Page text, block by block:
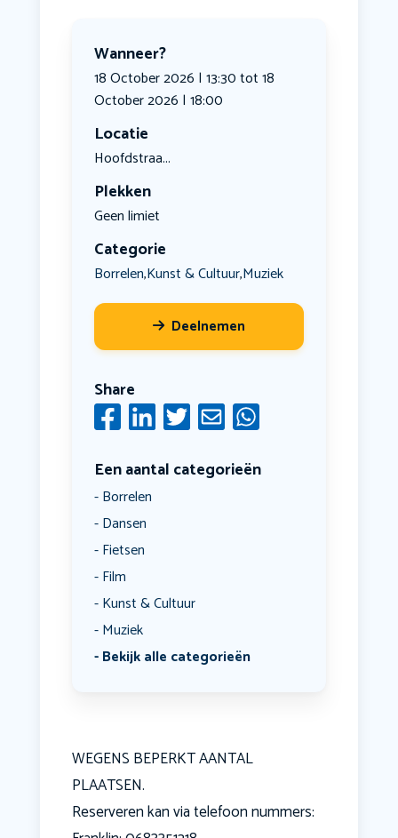
Wanneer?
18 October 2026 | 13:30 tot 18
October 2026 | 18:00
Locatie
Hoofdstraa...
Plekken
Geen limiet
Categorie
Borrelen,Kunst & Cultuur,Muziek
Deelnemen
Share
Een aantal categorieën
Borrelen
Dansen
Fietsen
Film
Kunst & Cultuur
Muziek
Bekijk alle categorieën
WEGENS BEPERKT AANTAL
PLAATSEN.
Reserveren kan via telefoon nummers: